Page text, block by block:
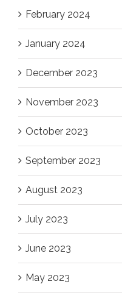
February 2024
January 2024
December 2023
November 2023
October 2023
September 2023
August 2023
July 2023
June 2023
May 2023